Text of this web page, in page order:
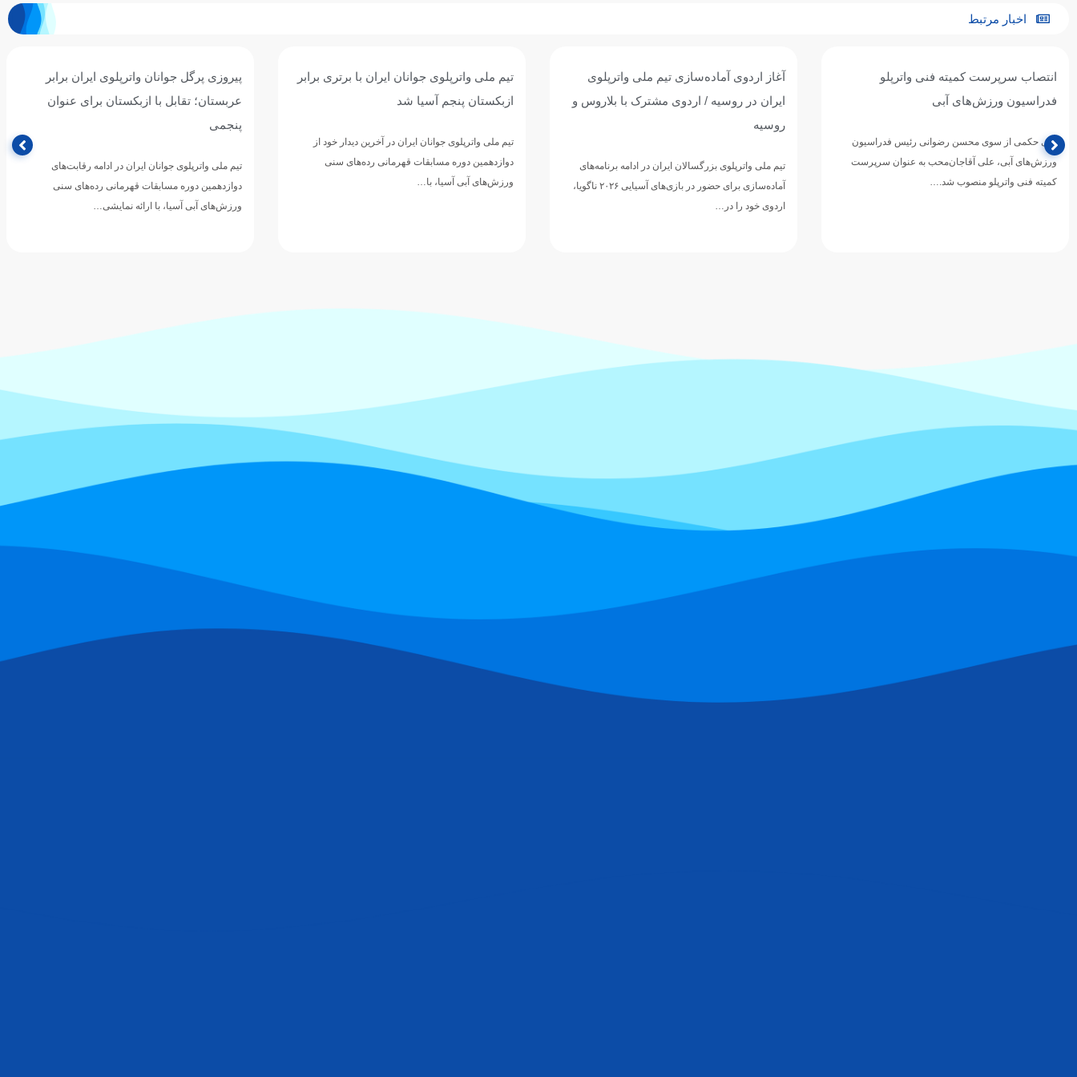
اخبار مرتبط
آغاز اردوی آماده‌سازی تیم ملی واترپلوی
ایران در روسیه / اردوی مشترک با بلاروس و
تیم ملی واترپلوی بزرگسالان ایران در ادامه برنامه‌های
تیم ملی واترپلوی جوانان ایران با برتری برابر
ازبکستان پنجم آسیا شد
دوازدهمین دوره مسابقات قهرمانی رده‌های سنی
ورزش‌های آبی آسیا، با…
پیروزی پرگل جوانان واترپلوی ایران برابر
عربستان؛ تقابل با ازبکستان برای عنوان
تیم ملی واترپلوی جوانان ایران در ادامه رقابت‌های
دوازدهمین دوره مسابقات قهرمانی رده‌های سنی
سومین برد جوانان واترپلوی ایران با شکست
پرگل سریلانکا/ نوبت به قزاقستان رسید
تیم ملی واترپلوی جوانان ایران در چهارمین دیدار خود از
مرحله گروهی دوازدهمین دوره مسابقات قهرمانی
رده‌های سنی ورزش‌های آبی…